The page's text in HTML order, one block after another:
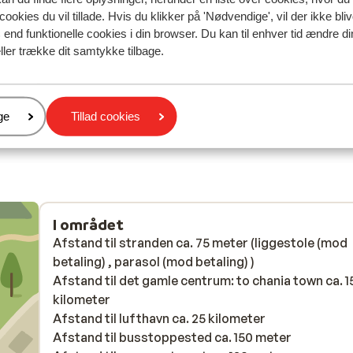
du vil tillade. Hvis du klikker på 'Nødvendige', vil der ikke
funktionelle cookies i din browser. Du kan til enhver tid ændre
trække dit samtykke tilbage.
Tillad cookies
10
10
men annars var allt bra. Rummen var bra, men
städningen hade kunnat varit lite bättre, vår
blev aldrig städad även fast det ramlar ner saker
boende, jätte trevlig personal och allt man behövde
fanns.
men annars var allt bra. Rummen var bra, men
städningen hade kunnat varit lite bättre, vår
blev aldrig städad även fast det ramlar ner saker if...
Oversæt til dansk (DA)
AnonymEnlig forælder
I området
Afstand til stranden ca. 75 meter (liggestole (mod
betaling) , parasol (mod betaling) )
Afstand til det gamle centrum: to chania town ca.
kilometer
Afstand til lufthavn ca. 25 kilometer
Afstand til busstoppested ca. 150 meter